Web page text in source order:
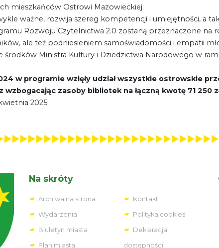
mieszkańców Ostrowi Mazowieckiej.
ważne, rozwija szereg kompetencji i umiejętności, a
Rozwoju Czytelnictwa 2.0 zostaną przeznaczone na
ale też podniesieniem samoświadomości i empatii
środków Ministra Kultury i Dziedzictwa Narodowego w
w programie wzięły udział wszystkie ostrowskie
zasoby bibliotek na łączną kwotę 71 250
2025
Na skróty
Archiwalna strona
Wydarzenia
Biuletyn miasta
Plan miasta
Kontakt
Polityka cookies
Deklaracja
dostępności